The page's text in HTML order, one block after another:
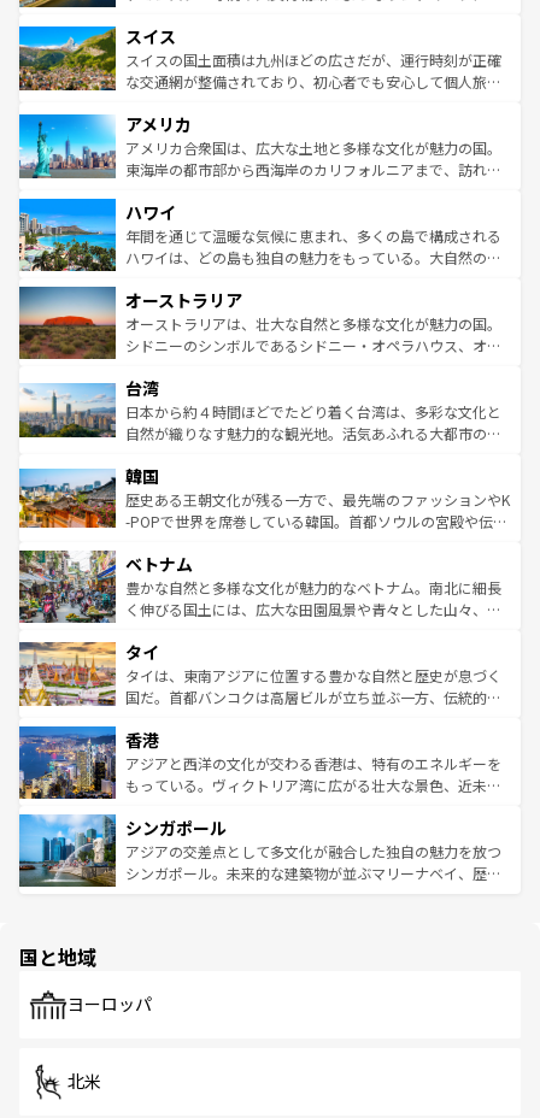
れる地方に足を運ぶとそれぞれで全く異なる文化を体験で
きるだろう。 なお、新着のフランス情報はコンテンツ一覧
を参照してほしい。
は、お酒好きな人にはぜひ体験してほしい。 なお、新着の
ドイツ情報はコンテンツ一覧を参照してほしい。
リアごとに異なる魅力がある。また、優雅なアフタヌーン
ティー、ビール好きにはたまらない英国パブ、サッカー観
戦など、本場だからこそできる体験も豊富。イギリスを旅
ンツ一覧を参照してほしい。
スイス
スイスの国土面積は九州ほどの広さだが、運行時刻が正確
な交通網が整備されており、初心者でも安心して個人旅行
の建物がそのまま残る町や、スイスならではのユニークな
博物館もあり、アルプス観光だけでなく町歩きも満喫する
ことができる。国民の所得が高いため物価も高いが、旅行
ば市内交通費無料で観光を楽しむこともできる。 なお、新
着のスイス情報はコンテンツ一覧 を参照してほしい。
アメリカ
アメリカ合衆国は、広大な土地と多様な文化が魅力の国。
東海岸の都市部から西海岸のカリフォルニアまで、訪れる
のような巨大都市は、観光、ショッピング、エンターテイ
ンメントが詰まった刺激的なスポットだ。一方、アメリカ
西部には大自然が広がり、グランドキャニオンやイエロー
部のニューオーリンズでは、音楽と美食が融合した独特の
文化が魅力。旅行者はアメリカの各地域で異なる魅力を楽
しみながら、その多様性と豊かな歴史を感じることができ
ならではの贅沢な旅のスタイルだ。 なお、新着のアメリカ
情報はコンテンツ一覧を参照してほしい。
ハワイ
年間を通じて温暖な気候に恵まれ、多くの島で構成される
ハワイは、どの島も独自の魅力をもっている。大自然の神
ワイ島は見逃せない。また、定番の観光地といえばオアフ
島だが、静かな自然を求めるならマウイ島やカウアイ島が
おすすめ。エメラルドグリーンに輝く海をはじめ、豊かな
れるおもてなしの心で訪れる人々を迎えてくれるハワイの
人々、おいしいローカルフードやハワイアンミュージッ
ク、伝統的なフラダンスなど、すべてがハワイの魅力を彩
ワイを、存分に味わってほしい。 なお、新着のハワイ情報
はコンテンツ一覧を参照してほしい。
オーストラリア
オーストラリアは、壮大な自然と多様な文化が魅力の国。
シドニーのシンボルであるシドニー・オペラハウス、オー
リアリーフや大陸中央部にそびえるウルル（エアーズロッ
ク）、タスマニアの美しい原生林やケアンズの熱帯雨林な
ど、見どころがたくさん。また、カフェやワイン、オージ
いる。アクティビティも充実しており、サーフィンやダイ
ビング、ハイキングなど、アウトドア好きにはたまらな
い。オーストラリアの多彩な魅力を存分に味わいつくそ
参照してほしい。
台湾
日本から約４時間ほどでたどり着く台湾は、多彩な文化と
自然が織りなす魅力的な観光地。活気あふれる大都市の台
ン）、静ひつな山岳地帯である台湾東部など、都市の喧騒
と山間の静けさが共存しており、訪れる人に新しい発見と
驚きをもたらしてくれる。また、奥深い台湾の食文化も魅
容にもいいと評判のスイーツなど、バラエティ豊かな料理
が味わえる。 なお、新着の台湾情報は コンテンツ一覧を参
照してほしい。
韓国
歴史ある王朝文化が残る一方で、最先端のファッションやK
-POPで世界を席巻している韓国。首都ソウルの宮殿や伝統
き、地方に足を延ばせば四季折々の自然美を楽しむことが
できる。そして、キムチや焼肉、絶品のストリートフード
まで、さまざまな韓国料理が待っている。夜には、韓国な
リティに包まれながら、韓国の多彩な魅力を心ゆくまで味
わってみてほしい。 なお、新着の韓国情報はコンテンツ一
覧を参照してほしい。
ベトナム
豊かな自然と多様な文化が魅力的なベトナム。南北に細長
く伸びる国土には、広大な田園風景や青々とした山々、世
急速な発展と共に伝統が息づく。ハノイの古い町並みやホ
ーチミン市のフランス統治時代の建物も、独特の雰囲気を
醸し出している。また、バラエティの豊かさとおいしさで
とつ。フォーやバインミー、ベトナムコーヒーなどは、ぜ
ひ現地で味わいたい。どの地域を訪れてもあたたかい人々
が旅行者を迎えてくれるので、きっと忘れられない旅にな
参照してほしい。
タイ
タイは、東南アジアに位置する豊かな自然と歴史が息づく
国だ。首都バンコクは高層ビルが立ち並ぶ一方、伝統的な
の活気が交差している。北部ではチェンマイなどの山岳地
帯で自然と触れ合い、南部ではプーケットやクラビの美し
いビーチでリゾート気分を楽しむことができる。タイ料理
激する。気候は一年中温暖で、どの季節にも異なる楽しみ
が待っている。親しみやすいタイの人々、仏教を中心とし
た文化、そして多様な観光資源が、訪れる旅人を魅了し続
香港
アジアと西洋の文化が交わる香港は、特有のエネルギーを
もっている。ヴィクトリア湾に広がる壮大な景色、近未来
み、どこを訪れても感動するはず。観光スポットが密集し
ており、効率よく見どころを回れるのも魅力。息をのむよ
うな絶景から文化的な体験まで、香港を存分に楽しみ尽く
シンガポール
アジアの交差点として多文化が融合した独自の魅力を放つ
シンガポール。未来的な建築物が並ぶマリーナベイ、歴史
で、ホーカーズは地元の風情を楽しめる外せないスポット
国と地域
ヨーロッパ
北米